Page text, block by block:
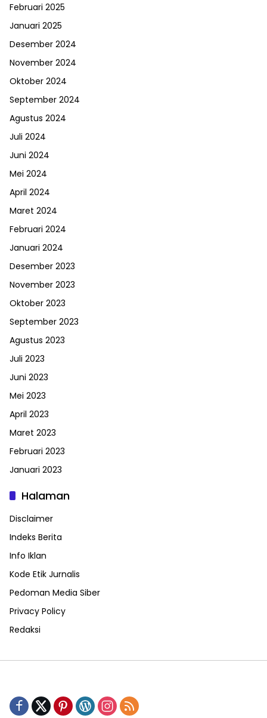
Februari 2025
Januari 2025
Desember 2024
November 2024
Oktober 2024
September 2024
Agustus 2024
Juli 2024
Juni 2024
Mei 2024
April 2024
Maret 2024
Februari 2024
Januari 2024
Desember 2023
November 2023
Oktober 2023
September 2023
Agustus 2023
Juli 2023
Juni 2023
Mei 2023
April 2023
Maret 2023
Februari 2023
Januari 2023
Halaman
Disclaimer
Indeks Berita
Info Iklan
Kode Etik Jurnalis
Pedoman Media Siber
Privacy Policy
Redaksi